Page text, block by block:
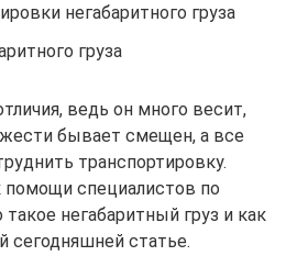
негабаритного груза
груза
ведь он много весит,
бывает смещен, а все
транспортировку.
помощи специалистов по
негабаритный груз и как
сегодняшней статье.